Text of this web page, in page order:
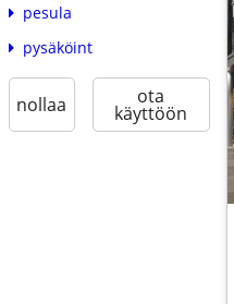
pesula
pysäköint
nollaa ota
käyttöön